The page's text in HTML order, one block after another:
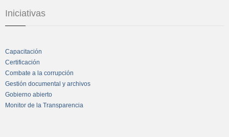
Iniciativas
Capacitación
Certificación
Combate a la corrupción
Gestión documental y archivos
Gobierno abierto
Monitor de la Transparencia